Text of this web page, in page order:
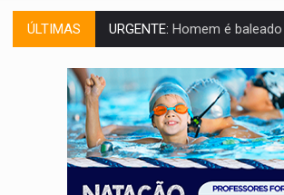
ÚLTIMAS GRAVE:Homem é esfaqueado
VÍDEO:Denarc e Receita Federal
OPERAÇÃO DA PC:Membros do CV
ENTRADA GRATUITA:Espetáculo
Três são presos após